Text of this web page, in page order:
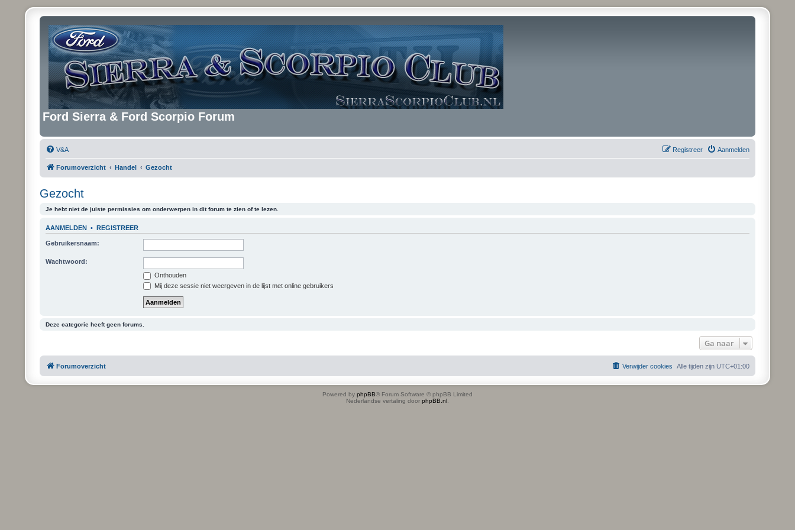
Ford Sierra & Ford Scorpio Forum
V&A Aanmelden
Registreer
Forumoverzicht Handel Gezocht
Gezocht
Je hebt niet de juiste permissies om onderwerpen in dit forum te zien of te lezen.
AANMELDEN •REGISTREER
Gebruikersnaam:
Wachtwoord:
Onthouden
Mij deze sessie niet weergeven in de lijst met online gebruikers
Deze categorie heeft geen forums.
Ga naar
Forumoverzicht Alle tijden zijn UTC+01:00
Verwijder cookies
Powered by phpBB® Forum Software © phpBB Limited
Nederlandse vertaling door phpBB.nl.